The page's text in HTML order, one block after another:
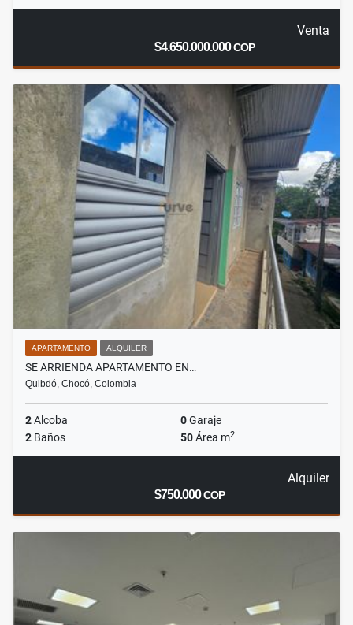
Venta
$4.650.000.000COP
APARTAMENTO ALQUILER
SE ARRIENDA APARTAMENTO EN…
Quibdó, Chocó, Colombia
2Alcoba 0Garaje
2 Baños 50Área m2
Alquiler
$750.000COP